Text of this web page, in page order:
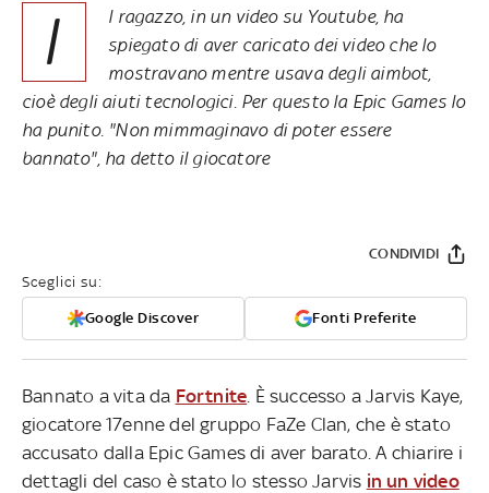
I
l ragazzo, in un video su Youtube, ha
spiegato di aver caricato dei video che lo
mostravano mentre usava degli aimbot,
cioè degli aiuti tecnologici. Per questo la Epic Games lo
ha punito. "Non mimmaginavo di poter essere
bannato", ha detto il giocatore
Sceglici su:
Google Discover Fonti Preferite
CONDIVIDI
Bannato a vita da Fortnite . È successo a Jarvis Kaye,
giocatore 17enne del gruppo FaZe Clan, che è stato
accusato dalla Epic Games di aver barato. A chiarire i
dettagli del caso è stato lo stesso Jarvis in un video